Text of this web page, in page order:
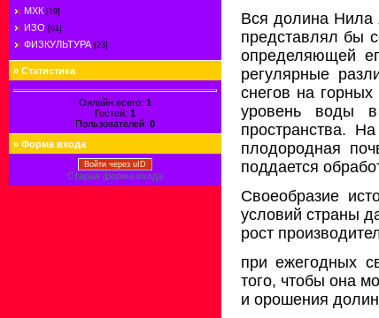
МХК [19]
ИЗО [61]
ФИЗКУЛЬТУРА [23]
» Статистика
Онлайн всего: 1
Гостей: 1
Пользователей: 0
» Форма входа
Войти через uID
Старая форма входа
Вся долина Нила
представлял бы
определяющей
регулярные
снегов на
уровень воды
пространства.
плодородная
поддается
Своеобразие
условий страны
рост
при ежегодных
того, чтобы она
и орошения